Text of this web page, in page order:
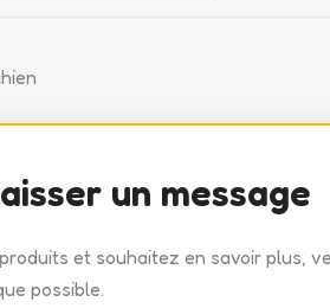
un message
et souhaitez en savoir plus,
possible.